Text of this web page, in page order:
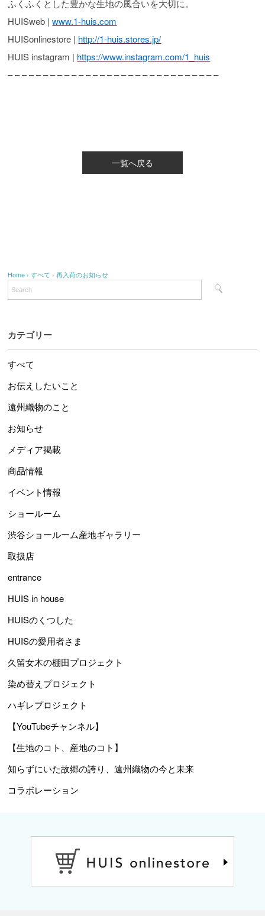
ふくふくとした豊かな生地の風合いを大切に。
HUISweb |www.1-huis.com
HUISonlinestore | http://1-huis.stores.jp/
HUIS instagram | https://www.instagram.com/1_huis
– – – – – – – – – – – – – – – – – – – – – – – – – – – – – –
一覧へ戻る
Home ›すべて ›再入荷のお知らせ
カテゴリー
すべて
お伝えしたいこと
遠州織物のこと
お知らせ
メディア掲載
商品情報
イベント情報
ショールーム
渋谷ショールーム産地ギャラリー
取扱店
entrance
HUIS in house
HUISのくつした
HUISの愛用者さま
久留女木の棚田プロジェクト
染め替えプロジェクト
ハギレプロジェクト
【YouTubeチャンネル】
【生地のコト、産地のコト】
知らずにいた故郷の誇り、遠州織物の今と未来
コラボレーション